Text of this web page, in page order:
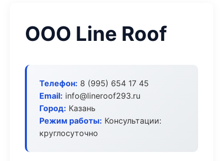
ООО Line Roof
Телефон: 8 (995) 654 17 45
Email: info@lineroof293.ru
Город: Казань
Режим работы: Консультации:
круглосуточно